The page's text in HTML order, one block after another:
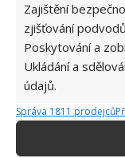
Zajištění
zjišťování
Poskytování a
Ukládání a
údajů.
Správa 1811 prodejců